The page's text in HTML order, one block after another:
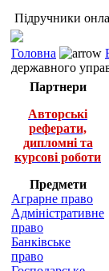
Підручники
Головна
державного
Партнери
Авторські
реферати,
дипломні та
курсові роботи
Предмети
Аграрне право
Адміністративне
право
Банківське
право